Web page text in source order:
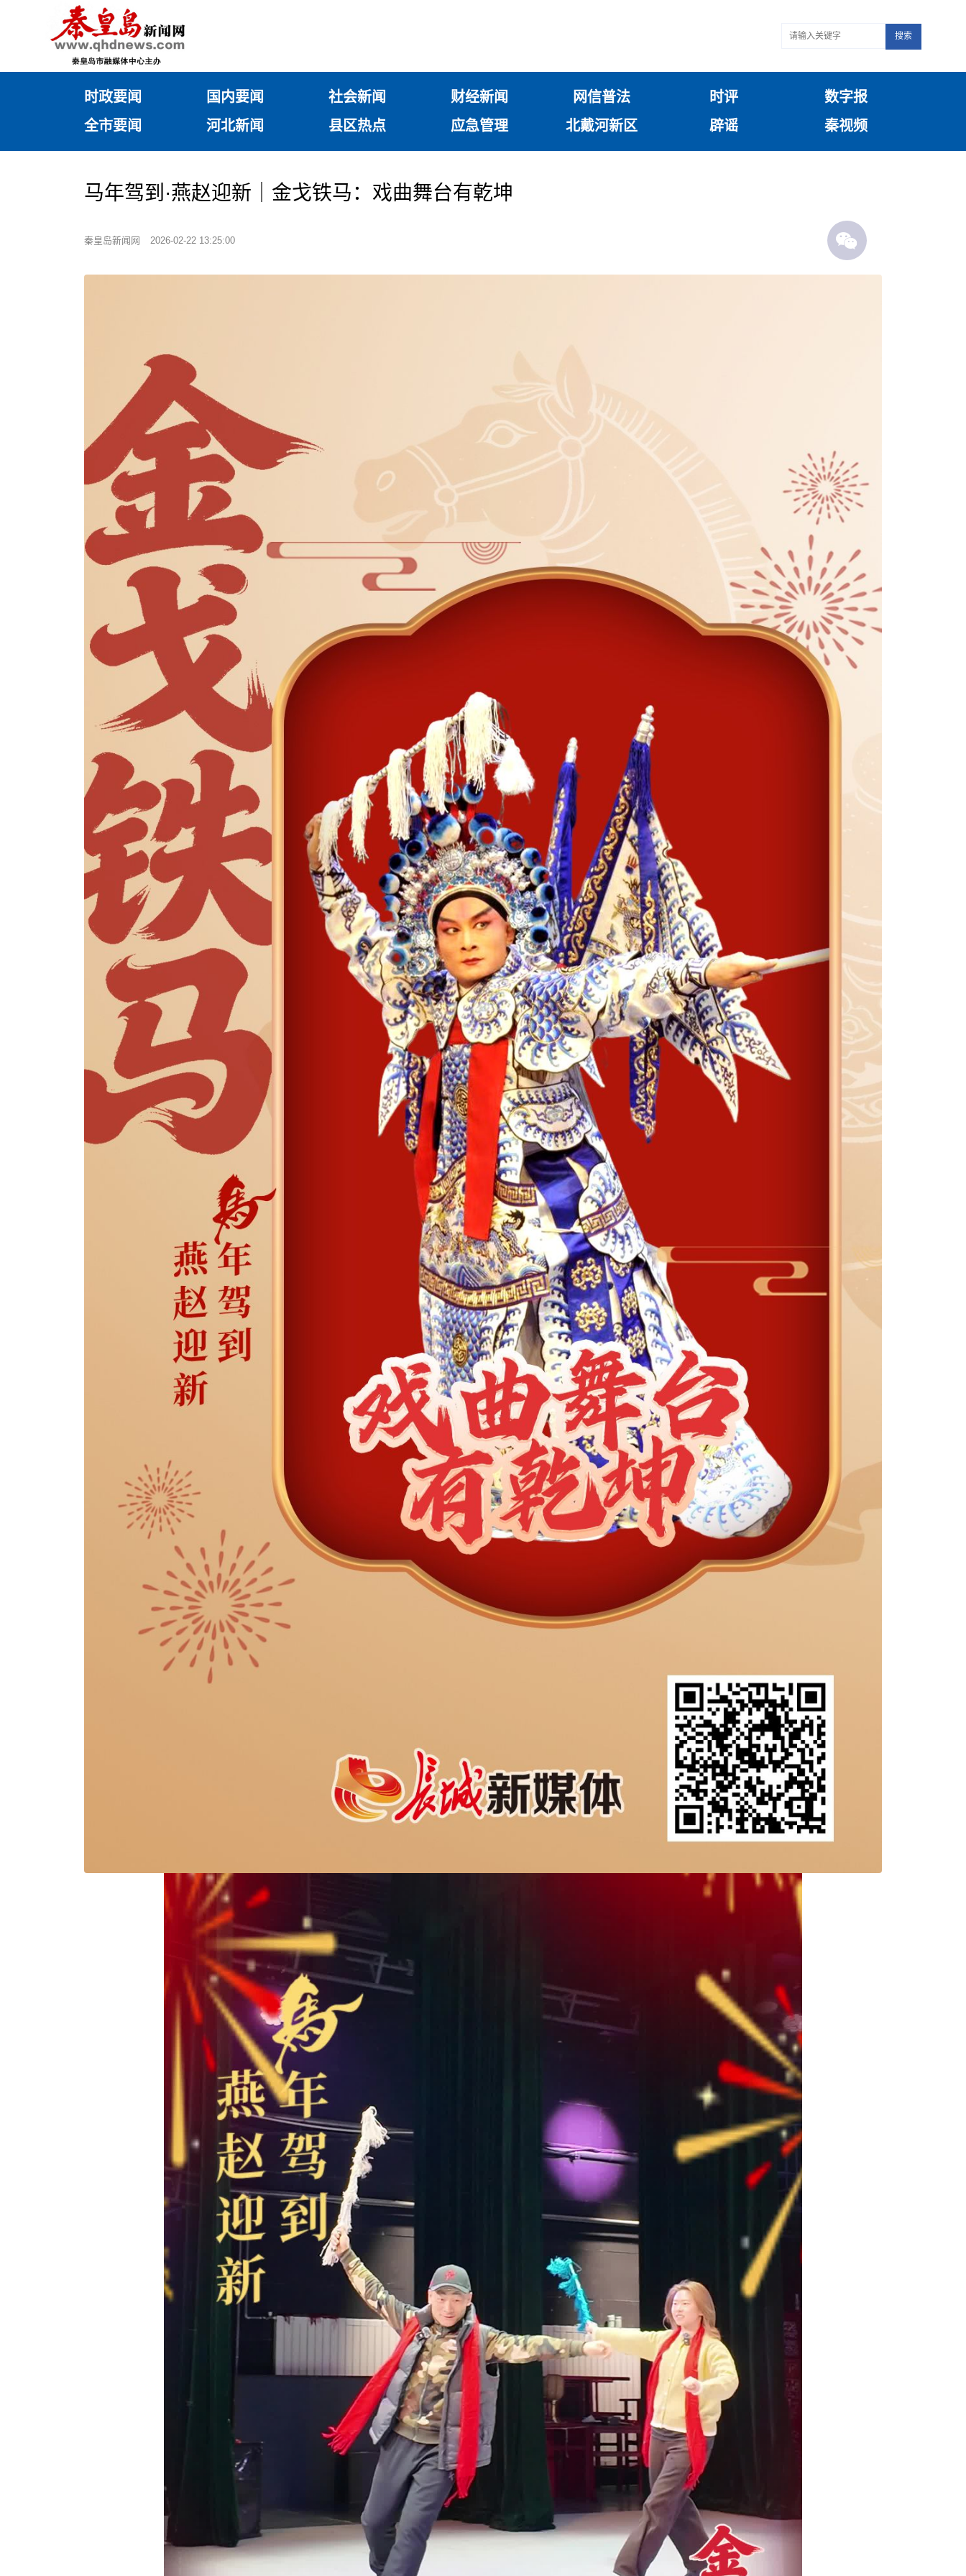
搜索
时政要闻 国内要闻 社会新闻 财经新闻 网信普法 时评
数字报
全市要闻
河北新闻 县区热点 应急管理 北戴河新区 辟谣 秦视频
马年驾到·燕赵迎新｜金戈铁马：戏曲舞台有乾坤
秦皇岛新闻网 2026-02-22 13:25:00